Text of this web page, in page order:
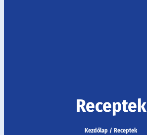
Receptek
Kezdőlap / Receptek